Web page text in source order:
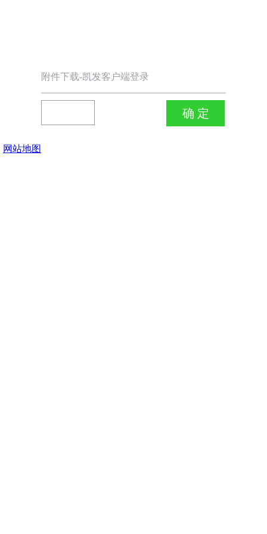
附件下载-凯发客户端登录
网站地图